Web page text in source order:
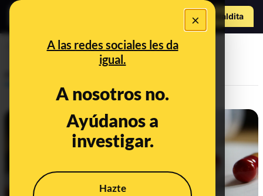
×
A las redes sociales les da
igual.
A nosotros no.
Ayúdanos a
investigar.
Hazte
Hazte Maldita
ácido clavulánico